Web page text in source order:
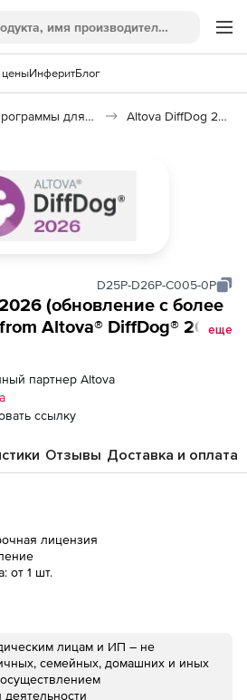
ценыИнферитБлог
Программы для разработки ПО Altova DiffDog 2026
D25P-D26P-C005-0P
(обновление с более
Altova® DiffDog® 2025
Concurrent Users (5)
еще
партнер Altova
ссылку
Отзывы Доставка и оплата
лицензия
от 1 шт.
лицам и ИП – не
семейных, домашних и иных